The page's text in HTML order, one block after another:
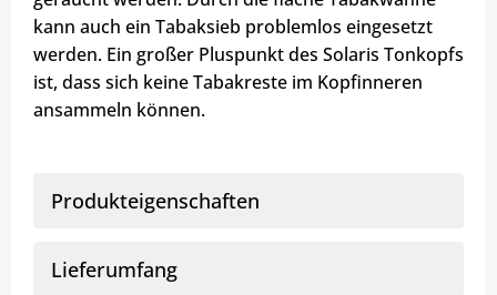
kann auch ein Tabaksieb problemlos eingesetzt
werden. Ein großer Pluspunkt des Solaris Tonkopfs
ist, dass sich keine Tabakreste im Kopfinneren
ansammeln können.
Produkteigenschaften
Lieferumfang